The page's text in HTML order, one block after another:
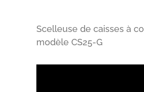
Scelleuse de caisses à
modèle CS25-G